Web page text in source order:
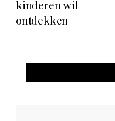
kinderen wil
ontdekken